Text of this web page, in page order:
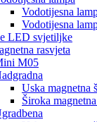
Vodotijesna
Vodotijesna
LED svjetiljke
rasvjeta
M05
Uska magnetna
Široka